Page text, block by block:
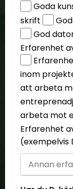
Goda
skrift
God
Erfarenhet
inom
att arbeta
arbeta mot
Erfarenhet
(exempelvis